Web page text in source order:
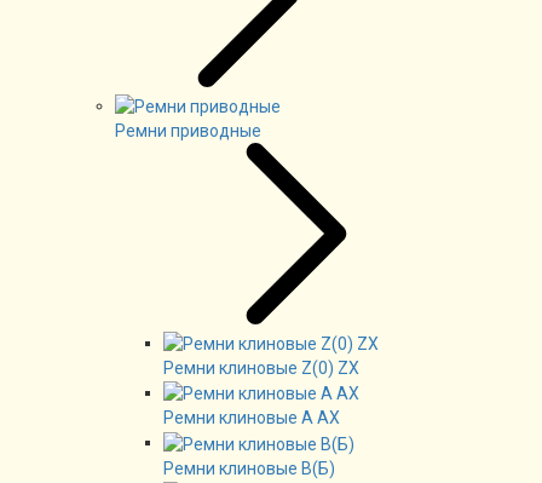
Ремни приводные
Ремни клиновые Z(0) ZX
Ремни клиновые А AX
Ремни клиновые В(Б)